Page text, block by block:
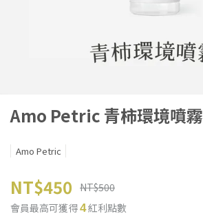
Amo Petric 青柿環境噴霧
Amo Petric
NT$450 NT$500
會員最高可獲得4紅利點數